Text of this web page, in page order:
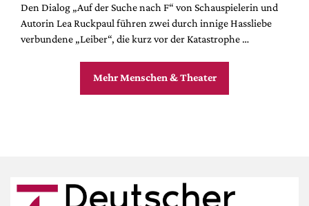
Den Dialog „Auf der Suche nach F“ von Schauspielerin und
Autorin Lea Ruckpaul führen zwei durch innige Hassliebe
verbundene „Leiber“, die kurz vor der Katastrophe …
Mehr Menschen & Theater